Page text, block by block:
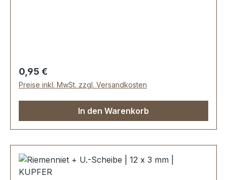
Regulärer Preis:
0,95 €
Preise inkl. MwSt. zzgl. Versandkosten
In den Warenkorb